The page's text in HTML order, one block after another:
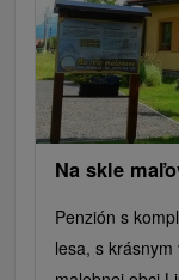
Na skle
Penzión s
lesa, s